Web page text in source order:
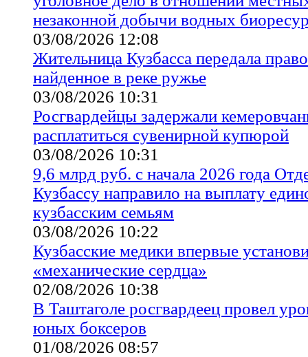
незаконной добычи водных
03/08/2026 12:08
Жительница Кузбасса передала
найденное в реке ружье
03/08/2026 10:31
Росгвардейцы задержали
расплатиться сувенирной купюрой
03/08/2026 10:31
9,6 млрд руб. с начала 2026 года
Кузбассу направило на выплату
кузбасским семьям
03/08/2026 10:22
Кузбасские медики впервые
«механические сердца»
02/08/2026 10:38
В Таштаголе росгвардеец провел
юных боксеров
01/08/2026 08:57